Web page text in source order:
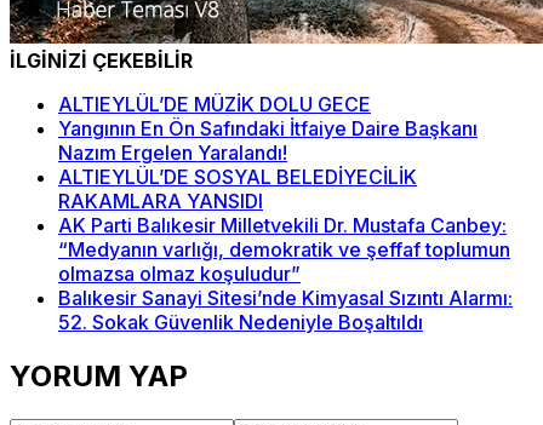
İLGİNİZİ ÇEKEBİLİR
ALTIEYLÜL’DE MÜZİK DOLU GECE
Yangının En Ön Safındaki İtfaiye Daire Başkanı
Nazım Ergelen Yaralandı!
ALTIEYLÜL’DE SOSYAL BELEDİYECİLİK
RAKAMLARA YANSIDI
AK Parti Balıkesir Milletvekili Dr. Mustafa Canbey:
“Medyanın varlığı, demokratik ve şeffaf toplumun
olmazsa olmaz koşuludur”
Balıkesir Sanayi Sitesi’nde Kimyasal Sızıntı Alarmı:
52. Sokak Güvenlik Nedeniyle Boşaltıldı
YORUM YAP